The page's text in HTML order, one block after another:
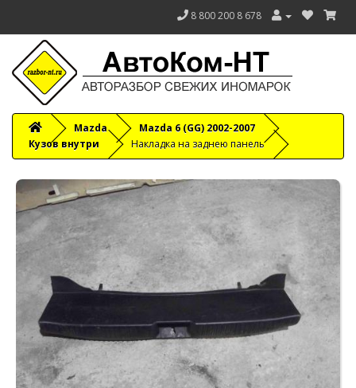
8 800 200 8 678
Mazda
Mazda 6 (GG) 2002-2007
Кузов внутри
Накладка на заднею панель